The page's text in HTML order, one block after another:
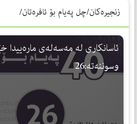
زنجیرەکان/چل پەیام بۆ ئافرەتان/
ئاسانكاری لە مەسەلەی مارەییدا
وسوننەتە:26